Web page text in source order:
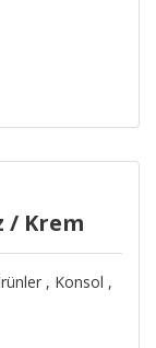
/ Krem
, Konsol ,